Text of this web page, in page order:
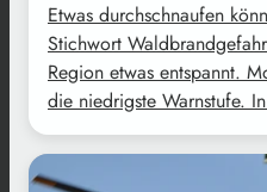
Etwas durchschnaufen
Stichwort
Region etwas entspannt.
die niedrigste Warnstufe.